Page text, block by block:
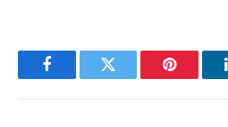
FacebookTwitter Pinterest